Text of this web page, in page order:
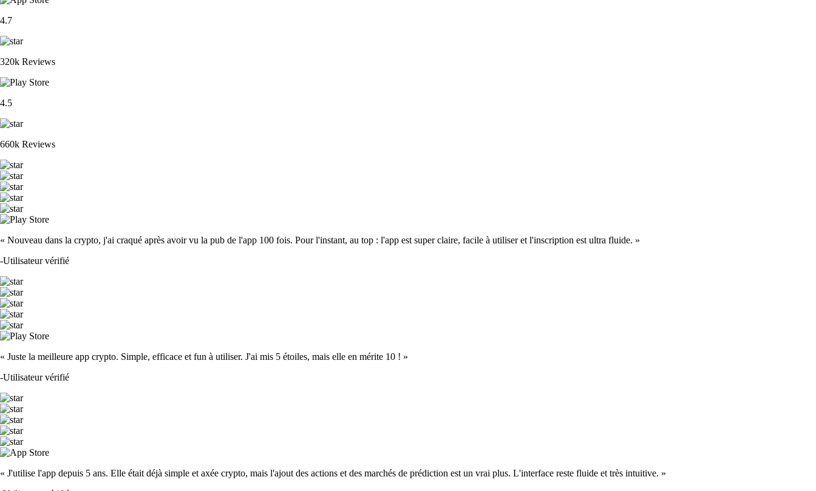
4.7
320k Reviews
4.5
660k Reviews
« Nouveau dans la crypto, j'ai craqué après avoir vu la pub de l'app 100 fois. Pour l'instant, au top : l'app est super claire, facile à utiliser et l'inscription est ultra fluide. »
-Utilisateur vérifié
« Juste la meilleure app crypto. Simple, efficace et fun à utiliser. J'ai mis 5 étoiles, mais elle en mérite 10 ! »
-Utilisateur vérifié
« J'utilise l'app depuis 5 ans. Elle était déjà simple et axée crypto, mais l'ajout des actions et des marchés de prédiction est un vrai plus. L'interface reste fluide et très intuitive. »